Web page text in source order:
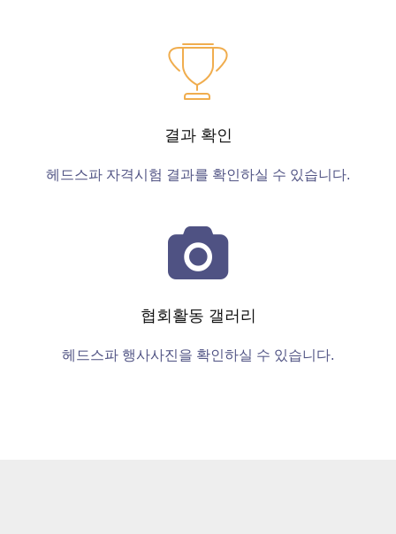
결과 확인
헤드스파 자격시험 결과를 확인하실 수 있습니다.
협회활동 갤러리
헤드스파 행사사진을 확인하실 수 있습니다.